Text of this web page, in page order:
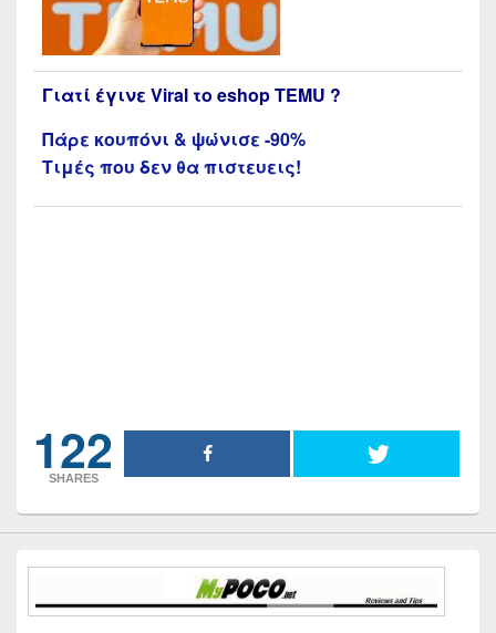
Γιατί έγινε Viral το eshop TEMU ?
Πάρε κουπόνι & ψώνισε -90%
Τιμές που δεν θα πιστευεις!
122
SHARES